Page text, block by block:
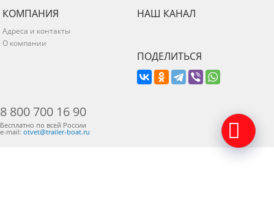
КОМПАНИЯ
Адреса и контакты
О компании
НАШ КАНАЛ
ПОДЕЛИТЬСЯ
8 800 700 16 90
Бесплатно по всей России
e-mail: otvet@trailer-boat.ru